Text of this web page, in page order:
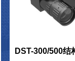
DST-300/500结